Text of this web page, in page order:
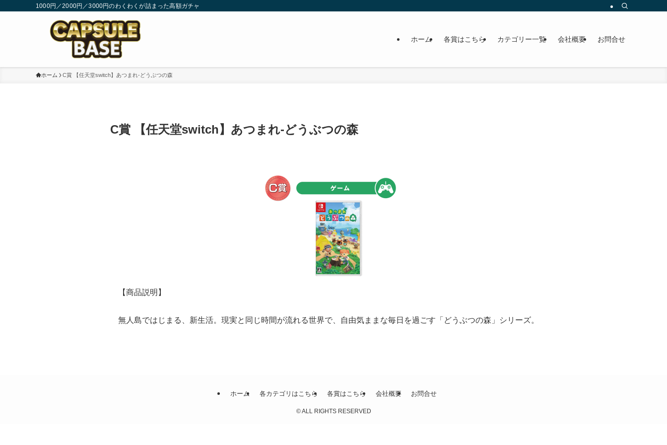
1000円／2000円／3000円のわくわくが詰まった高額ガチャ
ホーム 各賞はこちら カテゴリー一覧 会社概要 お問合せ
ホーム C賞 【任天堂switch】あつまれ-どうぶつの森
C賞 【任天堂switch】あつまれ-どうぶつの森
【商品説明】
無人島ではじまる、新生活。現実と同じ時間が流れる世界で、自由気ままな毎日を過ごす「どうぶつの森」シリーズ。
ホーム 各カテゴリはこちら 各賞はこちら 会社概要 お問合せ
©ALL RIGHTS RESERVED